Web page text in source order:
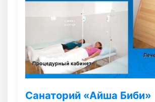
Санаторий «Айша Биби»